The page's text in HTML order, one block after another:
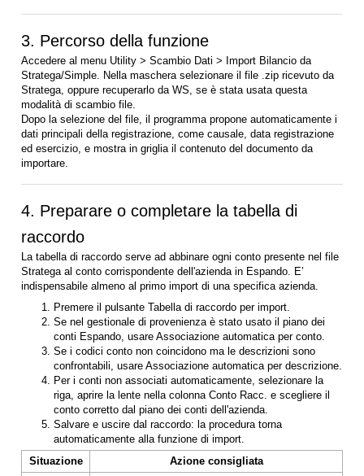
3. Percorso della funzione
Accedere al menu Utility > Scambio Dati > Import Bilancio da
Stratega/Simple. Nella maschera selezionare il file .zip ricevuto da
Stratega, oppure recuperarlo da WS, se è stata usata questa
modalità di scambio file.
Dopo la selezione del file, il programma propone automaticamente i
dati principali della registrazione, come causale, data registrazione
ed esercizio, e mostra in griglia il contenuto del documento da
importare.
4. Preparare o completare la tabella di
raccordo
La tabella di raccordo serve ad abbinare ogni conto presente nel file
Stratega al conto corrispondente dell'azienda in Espando. E’
indispensabile almeno al primo import di una specifica azienda.
Premere il pulsante Tabella di raccordo per import.
Se nel gestionale di provenienza è stato usato il piano dei
conti Espando, usare Associazione automatica per conto.
Se i codici conto non coincidono ma le descrizioni sono
confrontabili, usare Associazione automatica per descrizione.
Per i conti non associati automaticamente, selezionare la
riga, aprire la lente nella colonna Conto Racc. e scegliere il
conto corretto dal piano dei conti dell'azienda.
Salvare e uscire dal raccordo: la procedura torna
automaticamente alla funzione di import.
Situazione
Azione consigliata